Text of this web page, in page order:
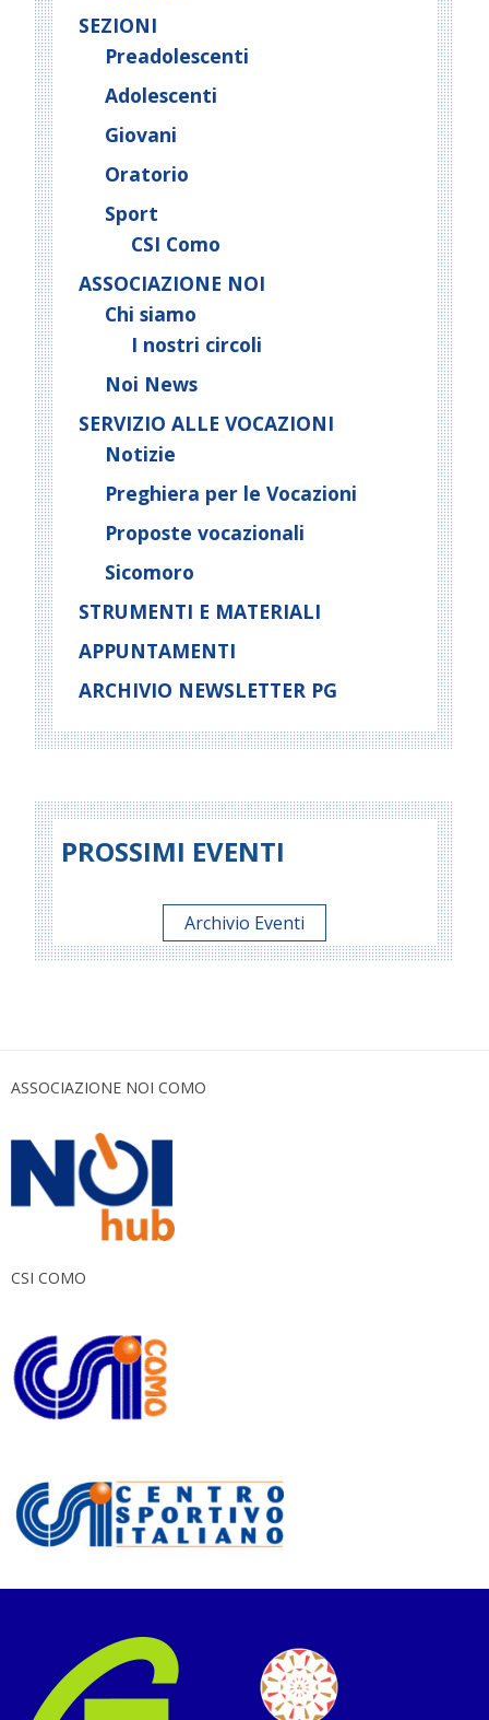
SEZIONI
Preadolescenti
Adolescenti
Giovani
Oratorio
Sport
CSI Como
ASSOCIAZIONE NOI
Chi siamo
I nostri circoli
Noi News
SERVIZIO ALLE VOCAZIONI
Notizie
Preghiera per le Vocazioni
Proposte vocazionali
Sicomoro
STRUMENTI E MATERIALI
APPUNTAMENTI
ARCHIVIO NEWSLETTER PG
PROSSIMI EVENTI
Archivio Eventi
ASSOCIAZIONE NOI COMO
CSI COMO